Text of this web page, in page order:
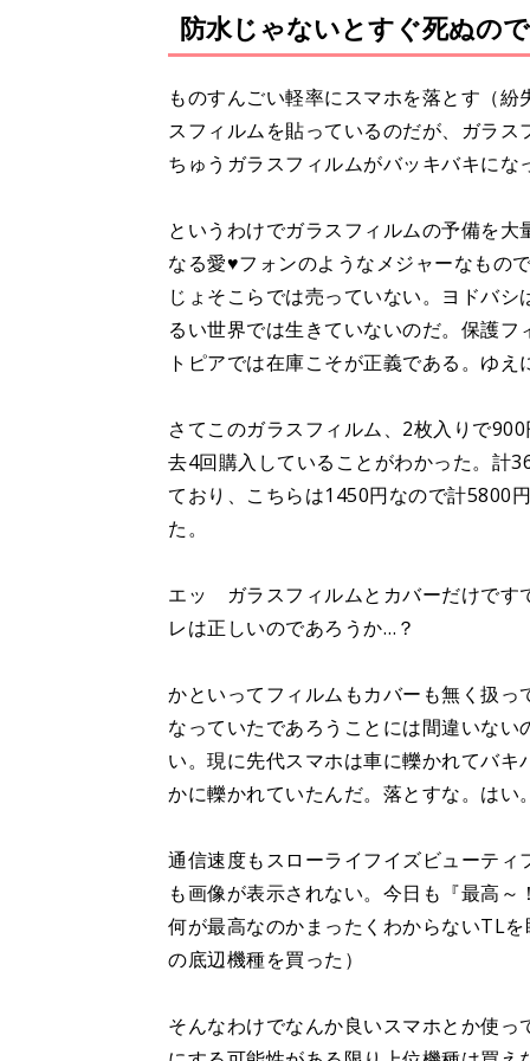
防水じゃないとすぐ死ぬの
ものすんごい軽率にスマホを落とす（
スフィルムを貼っているのだが、ガラ
ちゅうガラスフィルムがバッキバキにな
というわけでガラスフィルムの予備を
なる愛♥フォンのようなメジャーなもの
じょそこらでは売っていない。ヨドバ
るい世界では生きていないのだ。保護
トピアでは在庫こそが正義である。ゆ
さてこのガラスフィルム、2枚入りで
去4回購入していることがわかった。計
ており、こちらは1450円なので計5800
た。
エッ ガラスフィルムとカバーだけです
レは正しいのであろうか…？
かといってフィルムもカバーも無く扱
なっていたであろうことには間違いな
い。現に先代スマホは車に轢かれてバ
かに轢かれていたんだ。落とすな。はい
通信速度もスローライフイズビューテ
も画像が表示されない。今日も『最高
何が最高なのかまったくわからないTL
の底辺機種を買った）
そんなわけでなんか良いスマホとか使